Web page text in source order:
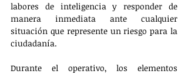
labores de inteligencia y responder de
manera inmediata ante cualquier
situación que represente un riesgo para la
ciudadanía.
Durante el operativo, los elementos